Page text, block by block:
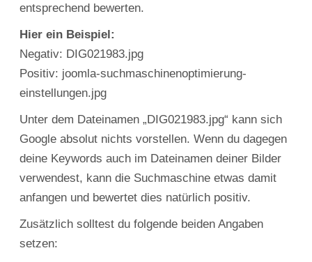
entsprechend bewerten.
Hier ein Beispiel:
Negativ: DIG021983.jpg
Positiv: joomla-suchmaschinenoptimierung-
einstellungen.jpg
Unter dem Dateinamen „DIG021983.jpg“ kann sich
Google absolut nichts vorstellen. Wenn du dagegen
deine Keywords auch im Dateinamen deiner Bilder
verwendest, kann die Suchmaschine etwas damit
anfangen und bewertet dies natürlich positiv.
Zusätzlich solltest du folgende beiden Angaben
setzen: